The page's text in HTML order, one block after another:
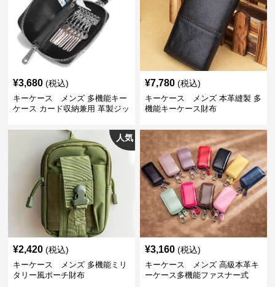
¥3,680 (税込)
キーケース メンズ 多機能キー
ケース カード収納兼用 革製ジッ
¥7,780 (税込)
キーケース メンズ 本革縫製 多
機能キーケース財布
人気
¥2,420 (税込)
キーケース メンズ 多機能ミリ
タリー風ポーチ財布
¥3,160 (税込)
キーケース メンズ 高級本革キ
ーケース多機能ファスナー式